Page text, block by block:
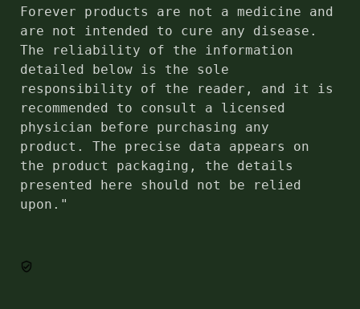
Forever products are not a medicine and
are not intended to cure any disease.
The reliability of the information
detailed below is the sole
responsibility of the reader, and it is
recommended to consult a licensed
physician before purchasing any
product. The precise data appears on
the product packaging, the details
presented here should not be relied
upon."